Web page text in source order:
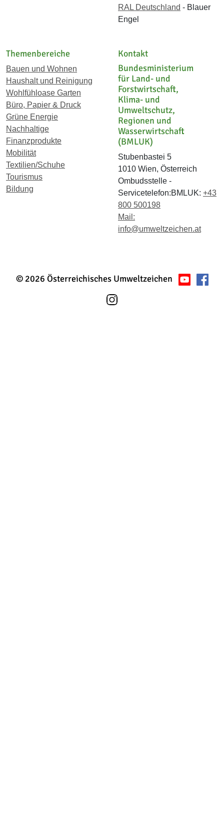
RAL Deutschland - Blauer
Engel
Themenbereiche
Bauen und Wohnen
Haushalt und Reinigung
Wohlfühloase Garten
Büro, Papier & Druck
Grüne Energie
Nachhaltige
Finanzprodukte
Mobilität
Textilien/Schuhe
Tourismus
Bildung
Kontakt
Bundesministerium
für Land- und
Forstwirtschaft,
Klima- und
Umweltschutz,
Regionen und
Wasserwirtschaft
(BMLUK)
Stubenbastei 5
1010 Wien, Österreich
Ombudsstelle -
Servicetelefon:BMLUK: +43
800 500198
Mail:
info@umweltzeichen.at
© 2026 Österreichisches Umweltzeichen